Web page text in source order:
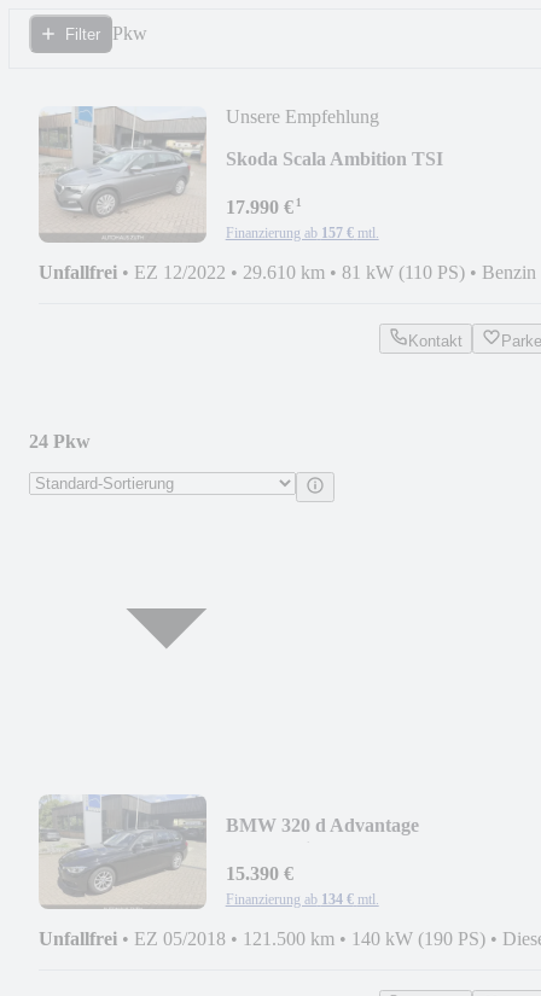
Filter Pkw
Unsere Empfehlung
Skoda Scala Ambition TSI
17.990 €¹
Finanzierung ab 157 € mtl.
Unfallfrei • EZ 12/2022 • 29.610 km • 81 kW (110 PS) • Benzin
Kontakt
24 Pkw
BMW 320 d Advantage
15.390 €
Finanzierung ab 134 € mtl.
Unfallfrei • EZ 05/2018 • 121.500 km • 140 kW (190 PS) •